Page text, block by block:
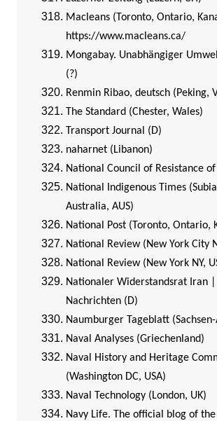
Macleans (Toronto, Ontario,
https://www.macleans.ca/
Mongabay. Unabhängiger
(?)
Renmin Ribao, deutsch (Peking,
The Standard (Chester, Wales)
Transport Journal (D)
naharnet (Libanon)
National Council of Resistance
National Indigenous Times
Australia, AUS)
National Post (Toronto, Ontario,
National Review (New York City
National Review (New York NY,
Nationaler Widerstandsrat Iran |
Nachrichten (D)
Naumburger Tageblatt
Naval Analyses (Griechenland)
Naval History and Heritage
(Washington DC, USA)
Naval Technology (London, UK)
Navy Life. The official blog of the